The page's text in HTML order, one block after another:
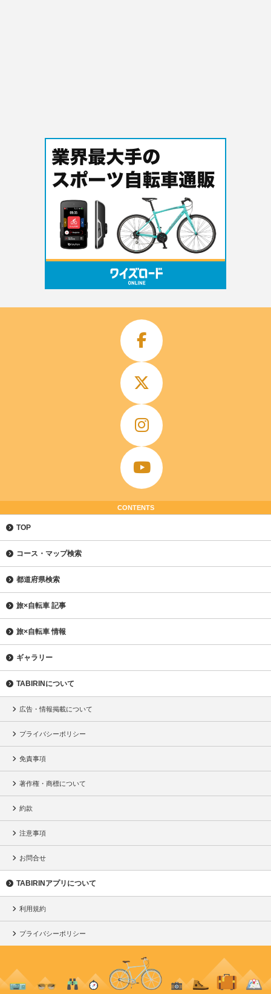
CONTENTS
TOP
コース・マップ検索
都道府県検索
旅×自転車 記事
旅×自転車 情報
ギャラリー
TABIRINについて
広告・情報掲載について
プライバシーポリシー
免責事項
著作権・商標について
約款
注意事項
お問合せ
TABIRINアプリについて
利用規約
プライバシーポリシー